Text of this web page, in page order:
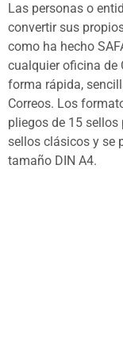
Las personas o
convertir sus
como ha hecho
cualquier oficina de
forma rápida,
Correos. Los
pliegos de 15
sellos clásicos y se
tamaño DIN A4.